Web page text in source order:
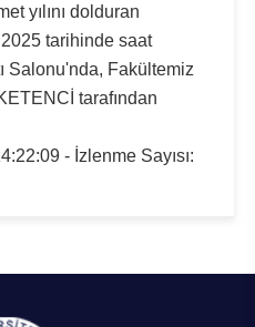
yılını dolduran
tarihinde saat
Salonu'nda, Fakültemiz
tarafından
- İzlenme Sayısı: